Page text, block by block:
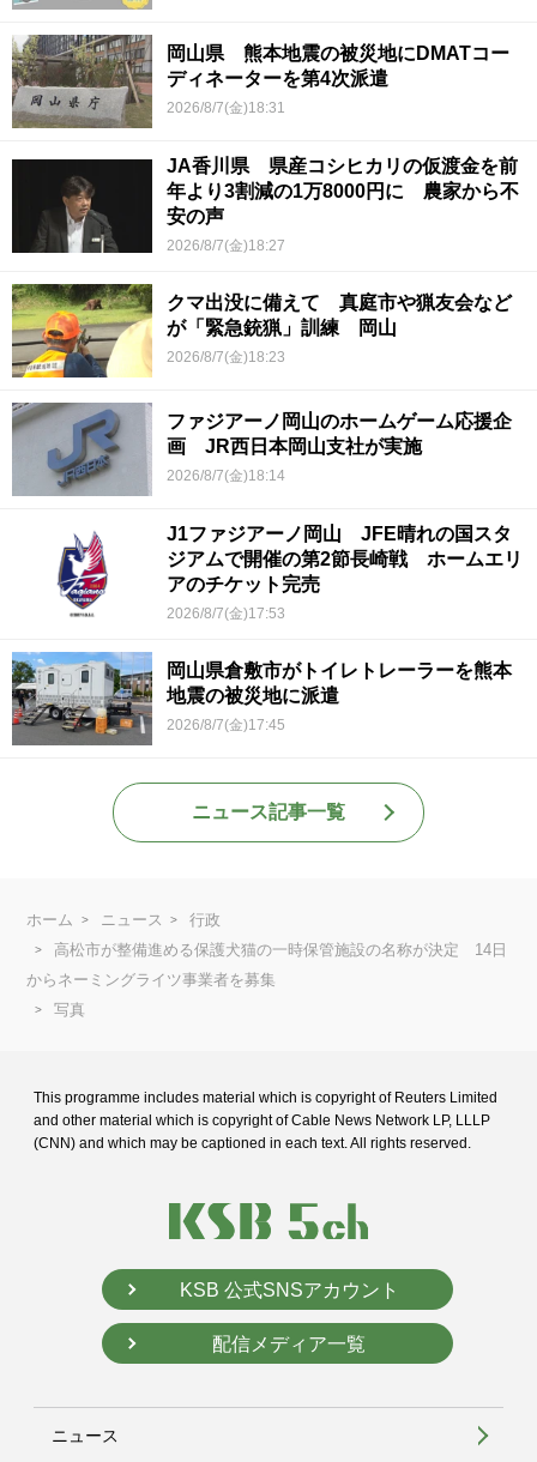
岡山県 熊本地震の被災地にDMATコー
ディネーターを第4次派遣
2026/8/7(金)18:31
JA香川県 県産コシヒカリの仮渡金を前
年より3割減の1万8000円に 農家から不
安の声
2026/8/7(金)18:27
クマ出没に備えて 真庭市や猟友会など
が「緊急銃猟」訓練 岡山
2026/8/7(金)18:23
ファジアーノ岡山のホームゲーム応援企
画 JR西日本岡山支社が実施
2026/8/7(金)18:14
J1ファジアーノ岡山 JFE晴れの国スタ
ジアムで開催の第2節長崎戦 ホームエリ
アのチケット完売
2026/8/7(金)17:53
岡山県倉敷市がトイレトレーラーを熊本
地震の被災地に派遣
2026/8/7(金)17:45
ニュース記事一覧
ホーム ニュース
行政
高松市が整備進める保護犬猫の一時保管施設の名称が決定 14日
からネーミングライツ事業者を募集
写真
This programme includes material which is copyright of Reuters Limited
and other material which is copyright of Cable News Network LP, LLLP
(CNN) and which may be captioned in each text. All rights reserved.
KSB 公式SNSアカウント
配信メディア一覧
ニュース